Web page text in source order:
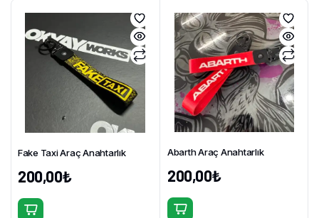
Fake Taxi Araç Anahtarlık
200,00₺
Abarth Araç Anahtarlık
200,00₺